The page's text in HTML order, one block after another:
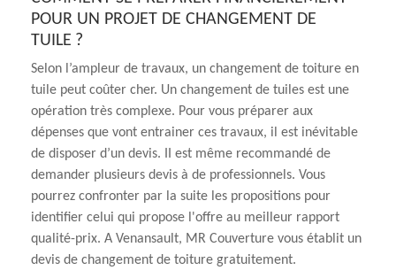
POUR UN PROJET DE CHANGEMENT DE
TUILE ?
Selon l’ampleur de travaux, un changement de toiture en
tuile peut coûter cher. Un changement de tuiles est une
opération très complexe. Pour vous préparer aux
dépenses que vont entrainer ces travaux, il est inévitable
de disposer d’un devis. II est même recommandé de
demander plusieurs devis à de professionnels. Vous
pourrez confronter par la suite les propositions pour
identifier celui qui propose l'offre au meilleur rapport
qualité-prix. A Venansault, MR Couverture vous établit un
devis de changement de toiture gratuitement.